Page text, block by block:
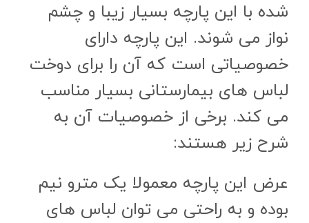
شده با این پارچه بسیار زیبا و چشم
نواز می شوند. این پارچه دارای
خصوصیاتی است که آن را برای دوخت
لباس های بیمارستانی بسیار مناسب
می کند. برخی از خصوصیات آن به
شرح زیر هستند:
عرض این پارچه معمولا یک مترو نیم
بوده و به راحتی می توان لباس های